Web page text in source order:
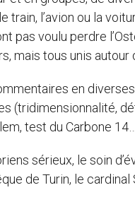
train, l’avion ou la
pas voulu perdre
mais tous unis autour
en
(tridimensionnalité,
test du Carbone
sérieux, le soin
de Turin, le